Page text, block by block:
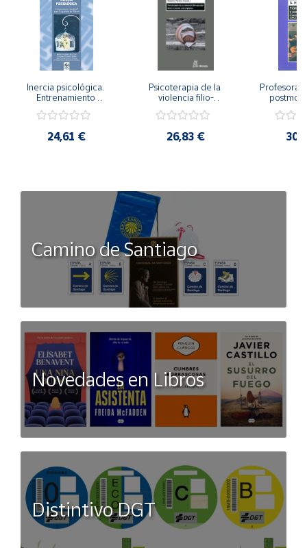
Inercia psicológica.
Entrenamiento
Igualdad de Género.
24,61 €
Psicoterapia de la
violencia filio-
secreto y la
26,83 €
Camino de Santiago
Novedades en Libros
Distintivo DGT